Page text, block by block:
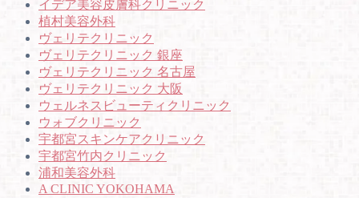
イデア美容皮膚科クリニック
植村美容外科
ヴェリテクリニック
ヴェリテクリニック 銀座
ヴェリテクリニック 名古屋
ヴェリテクリニック 大阪
ウェルネスビューティクリニック
ウォブクリニック
宇都宮スキンケアクリニック
宇都宮竹内クリニック
浦和美容外科
A CLINIC YOKOHAMA